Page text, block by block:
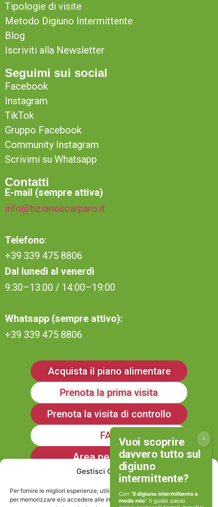
Gestisci Consenso
Per fornire le migliori esperienze, utilizziamo tecnologie come i cookie
per memorizzare e/o accedere alle informazioni del dispositivo. Il
Tipologie di visite
Metodo Digiuno Intermittente
Blog
Iscriviti alla Newsletter
Seguimi sui social
Facebook
Instagram
TikTok
Gruppo Facebook
Community Instagram
Scrivimi su Whatsapp
Contatti
E-mail (sempre attiva)
info@tizianoscarparo.it
Telefono:
+39 339 475 8806
Dal lunedì al venerdì
9:30–13:00 / 14:00–19:00
Whatsapp (sempre attivo):
+39 339 475 8806
Acquista il piano alimentare
Prenota la prima visita
Prenota la visita di controllo
FAQ
Area personale
Iscriviti alla Newsletter
Con “Il digiuno intermittente a
modo mio” ti guido passo